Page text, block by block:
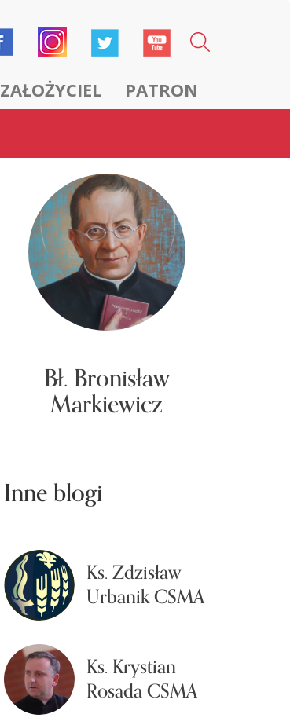
ZAŁOŻYCIEL PATRON
Bł. Bronisław
Markiewicz
Inne blogi
Ks. Zdzisław
Urbanik CSMA
Ks. Krystian
Rosada CSMA